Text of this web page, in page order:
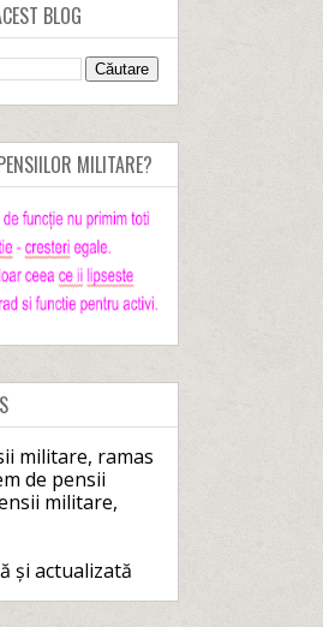
BLOG
MILITARE?
militare, ramas
de pensii
militare,
și actualizată